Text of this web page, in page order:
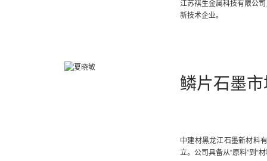
江苏祺生金属科技有限公
新技术企业。
鳞片石墨
中建材黑龙江石墨新材料
立。公司具备从“原料”到“